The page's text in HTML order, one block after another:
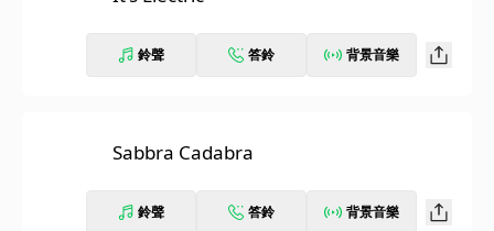
鈴聲 答鈴 背景音樂
Sabbra Cadabra
鈴聲 答鈴 背景音樂